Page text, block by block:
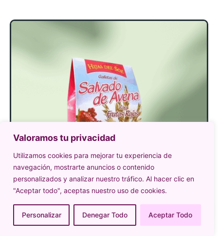
Valoramos tu privacidad
Utilizamos cookies para mejorar tu experiencia de
navegación, mostrarte anuncios o contenido
personalizados y analizar nuestro tráfico. Al hacer clic en
"Aceptar todo", aceptas nuestro uso de cookies.
Personalizar Denegar Todo Aceptar Todo